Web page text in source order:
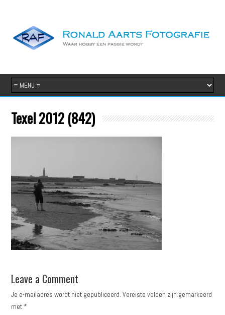
Texel 2012 (842)
Leave a Comment
Je e-mailadres wordt niet gepubliceerd. Vereiste velden zijn gemarkeerd
met *